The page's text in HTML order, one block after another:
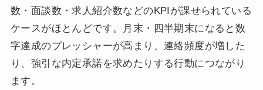
数・面談数・求人紹介数などのKPIが課せられている
ケースがほとんどです。月末・四半期末になると数
字達成のプレッシャーが高まり、連絡頻度が増した
り、強引な内定承諾を求めたりする行動につながり
ます。